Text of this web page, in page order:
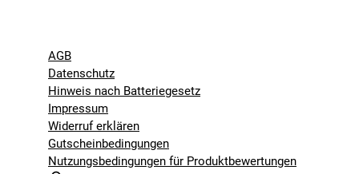
AGB
Datenschutz
Hinweis nach Batteriegesetz
Impressum
Widerruf erklären
Gutscheinbedingungen
Nutzungsbedingungen für Produktbewertungen